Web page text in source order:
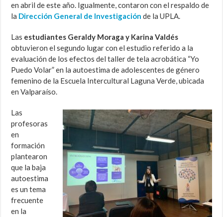
en abril de este año. Igualmente, contaron con el respaldo de
la Dirección General de Investigación de la UPLA.
Las estudiantes Geraldy Moraga y Karina Valdés
obtuvieron el segundo lugar con el estudio referido a la
evaluación de los efectos del taller de tela acrobática “Yo
Puedo Volar” en la autoestima de adolescentes de género
femenino de la Escuela Intercultural Laguna Verde, ubicada
en Valparaíso.
Las
profesoras
en
formación
plantearon
que la baja
autoestima
es un tema
frecuente
en la